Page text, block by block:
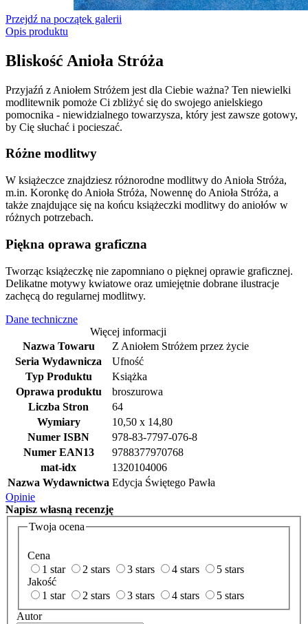
Przejdź na początek galerii
Opis produktu
Bliskość Anioła Stróża
Przyjaźń z Aniołem Stróżem jest dla Ciebie ważna? Ten niewielki
modlitewnik pomoże Ci zbliżyć się do swojego anielskiego
pomocnika - niewidzialnego towarzysza, który jest zawsze gotowy,
by Cię słuchać i pocieszać.
Różne modlitwy
W książeczce znajdziesz różnorodne modlitwy do Anioła Stróża,
m.in. Koronkę do Anioła Stróża, Nowennę do Anioła Stróża, a
także znajdujące się na końcu książeczki modlitwy do aniołów w
różnych potrzebach.
Piękna oprawa graficzna
Tworząc książeczkę nie zapomniano o pięknej oprawie graficznej.
Delikatne motywy kwiatowe oraz umiejętnie dobrane ilustracje
zachęcą do regularnej modlitwy.
Dane techniczne
Więcej informacji
Nazwa Towaru
Z Aniołem Stróżem przez życie
Seria Wydawnicza
Ufność
Typ Produktu
Książka
Oprawa produktu
broszurowa
Liczba Stron
64
Wymiary
10,50 x 14,80
Numer ISBN
978-83-7797-076-8
Numer EAN13
9788377970768
mat-idx
1320104006
Nazwa Wydawnictwa Edycja Świętego Pawła
Opinie
Napisz własną recenzję
Twoja ocena
Cena
1 star
2 stars 3 stars 4 stars
5 stars
Jakość
1 star
2 stars 3 stars 4 stars
5 stars
Autor